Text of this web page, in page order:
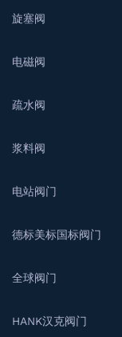
旋塞阀
电磁阀
疏水阀
浆料阀
电站阀门
德标美标国标阀门
全球阀门
HANK汉克阀门